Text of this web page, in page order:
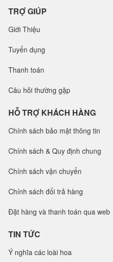
TRỢ GIÚP
Giới Thiệu
Tuyển dụng
Thanh toán
Câu hỏi thường gặp
HỖ TRỢ KHÁCH HÀNG
Chính sách bảo mật thông tin
Chính sách & Quy định chung
Chính sách vận chuyển
Chính sách đổi trả hàng
Đặt hàng và thanh toán qua web
TIN TỨC
Ý nghĩa các loài hoa